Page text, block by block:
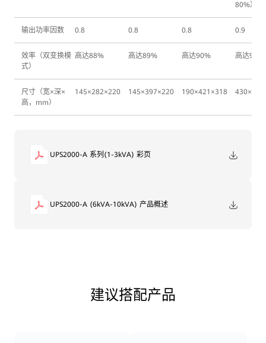
80%）
输出功率因数 0.8 0.8 0.8 0.9
效率（双变换模
式）
高达88% 高达89% 高达90% 高达
尺寸（宽×深×
高，mm）
145×282×220 145×397×220 190×421×318
UPS2000-A 系列(1-3kVA) 彩页
UPS2000-A (6kVA-10kVA) 产品概述
建议搭配产品